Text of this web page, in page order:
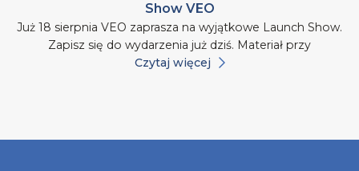
Show VEO
Już 18 sierpnia VEO zaprasza na wyjątkowe Launch Show.
Zapisz się do wydarzenia już dziś. Materiał przy
Czytaj więcej